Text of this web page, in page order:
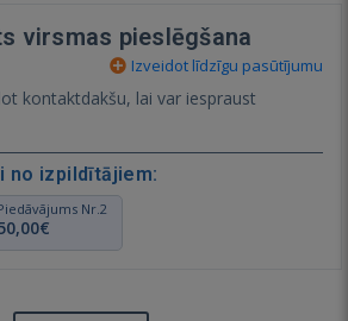
virsmas pieslēgšana
Izveidot līdzīgu pasūtījumu
kontaktdakšu, lai var iespraust
no izpildītājiem:
Nr.2